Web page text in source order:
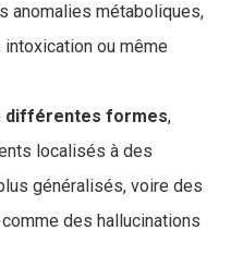
anomalies métaboliques,
ou même
différentes formes,
localisés à des
généralisés, voire des
des hallucinations